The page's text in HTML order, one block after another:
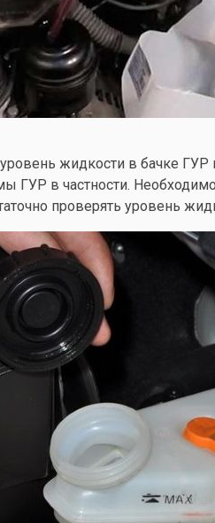
жидкости в бачке ГУР
ГУР в частности.
проверять уровень